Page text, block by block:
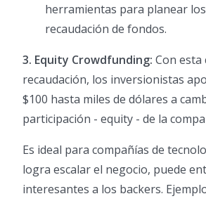
herramientas para planear
recaudación de fondos.
3. Equity Crowdfunding: Con esta
recaudación, los inversionistas
$100 hasta miles de dólares a
participación - equity - de la
Es ideal para compañías de
logra escalar el negocio, puede
interesantes a los backers.